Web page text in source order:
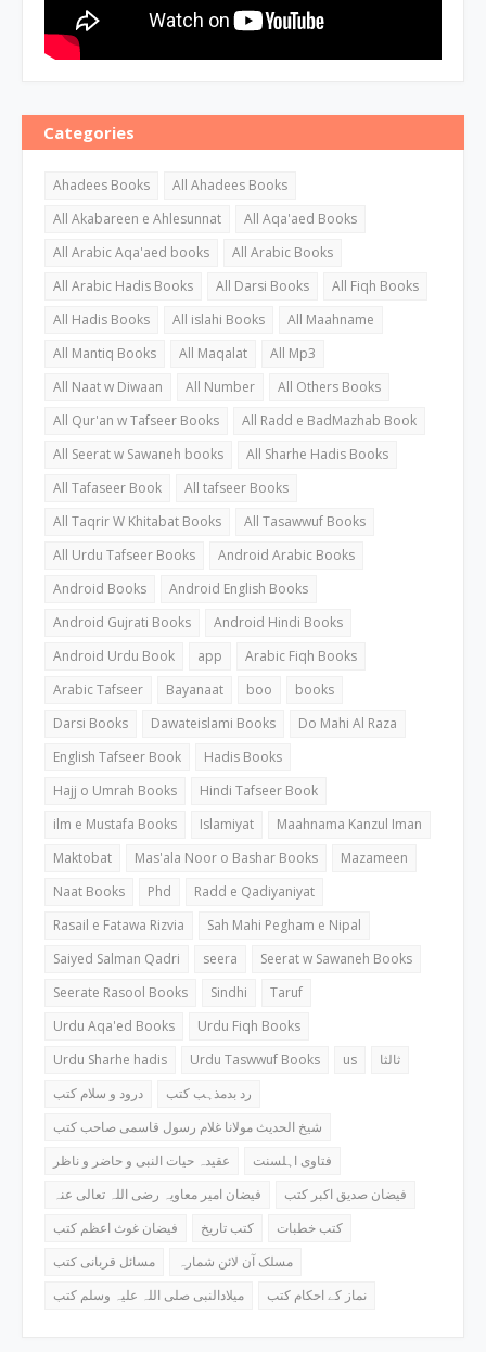
Categories
Ahadees Books
All Ahadees Books
All Akabareen e Ahlesunnat
All Aqa'aed Books
All Arabic Aqa'aed books
All Arabic Books
All Arabic Hadis Books
All Darsi Books
All Fiqh Books
All Hadis Books
All islahi Books
All Maahname
All Mantiq Books
All Maqalat
All Mp3
All Naat w Diwaan
All Number
All Others Books
All Qur'an w Tafseer Books
All Radd e BadMazhab Book
All Seerat w Sawaneh books
All Sharhe Hadis Books
All Tafaseer Book
All tafseer Books
All Taqrir W Khitabat Books
All Tasawwuf Books
All Urdu Tafseer Books
Android Arabic Books
Android Books
Android English Books
Android Gujrati Books
Android Hindi Books
Android Urdu Book
app
Arabic Fiqh Books
Arabic Tafseer
Bayanaat boo
books
Darsi Books
Dawateislami Books
Do Mahi Al Raza
English Tafseer Book
Hadis Books
Hajj o Umrah Books
Hindi Tafseer Book
ilm e Mustafa Books
Islamiyat
Maahnama Kanzul Iman
Maktobat
Mas'ala Noor o Bashar Books
Mazameen
Naat Books
Phd
Radd e Qadiyaniyat
Rasail e Fatawa Rizvia
Sah Mahi Pegham e Nipal
Saiyed Salman Qadri
seera
Seerat w Sawaneh Books
Seerate Rasool Books
Sindhi
Taruf
Urdu Aqa'ed Books
Urdu Fiqh Books
Urdu Sharhe hadis
Urdu Taswwuf Books us
ثالثا
درود و سلام کتب
رد بدمذہب کتب
شیخ الحدیث مولانا غلام رسول قاسمی صاحب کتب
عقیدہ حیات النبی و حاضر و ناظر
فتاوی اہلسنت
فیضان امیر معاویہ رضی اللہ تعالی عنہ
فیضان صدیق اکبر کتب
فیضان غوث اعظم کتب
کتب تاریخ
کتب خطبات
مسائل قربانی کتب
مسلک آن لائن شمارہ
میلادالنبی صلی اللہ علیہ وسلم کتب
نماز کے احکام کتب